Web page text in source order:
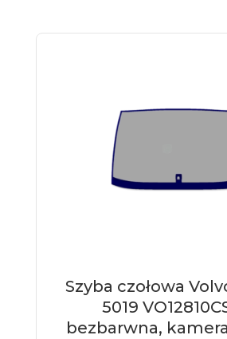
Szyba czołowa
5019
bezbarwna,